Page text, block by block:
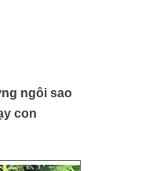
ngôi sao
con